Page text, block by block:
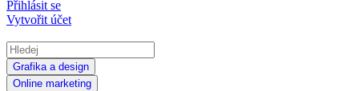
Přihlásit se
Vytvořit účet
Grafika a design
Online marketing